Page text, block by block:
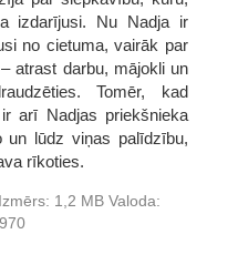
izdarījusi. Nu Nadja ir
no cietuma, vairāk par
atrast darbu, mājokli un
Tomēr, kad
arī Nadjas priekšnieka
un lūdz viņas palīdzību,
rīkoties.
Izmērs: 1,2 MB Valoda: